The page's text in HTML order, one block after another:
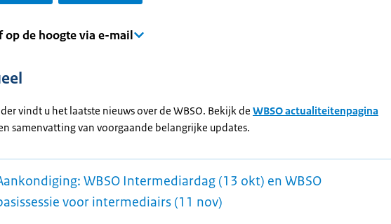
op de hoogte via e-mail
vindt u het laatste nieuws over de WBSO. Bekijk de WBSO actualiteitenpagina
samenvatting van voorgaande belangrijke updates.
WBSO Intermediardag (13 okt) en WBSO
voor intermediairs (11 nov)